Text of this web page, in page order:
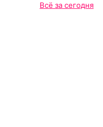
Всё за сегодня